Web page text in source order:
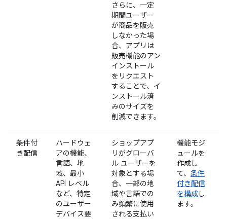
さらに、一定
期間ユーザー
が商品を販売
しなかった場
合、アプリは
販売機能のアン
インストール
をリクエスト
することで、イ
ンストール済
みのサイズを
削減できます。
条件付
き配信
ハードウェ
アの機能、
言語、地
域、最小
API レベル
など、特定
のユーザー
デバイス要
ショップアプ
リがグローバ
ル ユーザーを
対象とする場
合、一部の地
域や言語での
み頻繁に使用
される支払い
機能モジ
ュールを
作成し
て、 条件
付き配信
を構成し
ます。